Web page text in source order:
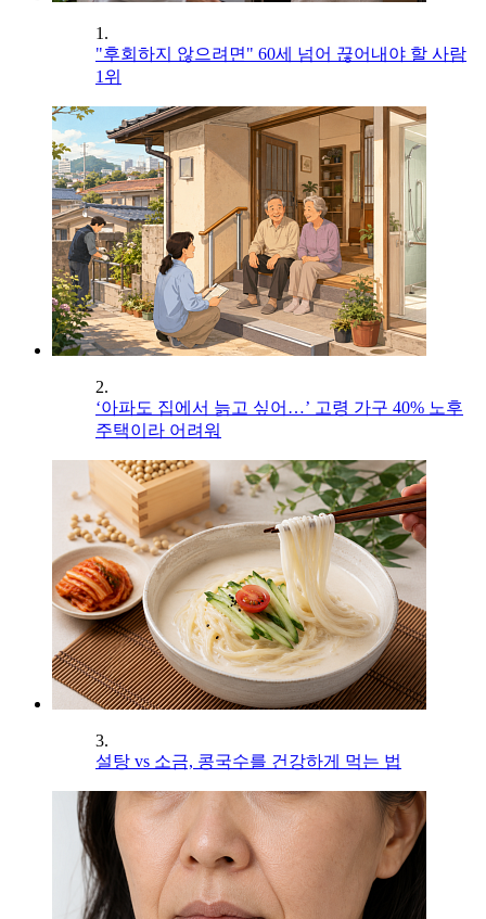
1.
"후회하지 않으려면" 60세 넘어 끊어내야 할 사람
1위
2.
‘아파도 집에서 늙고 싶어…’ 고령 가구 40% 노후
주택이라 어려워
3.
설탕 vs 소금, 콩국수를 건강하게 먹는 법